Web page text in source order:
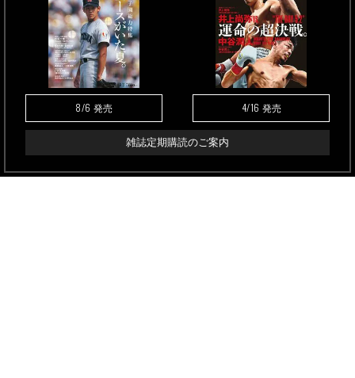
8/6 発売 4/16 発売
雑誌定期購読のご案内